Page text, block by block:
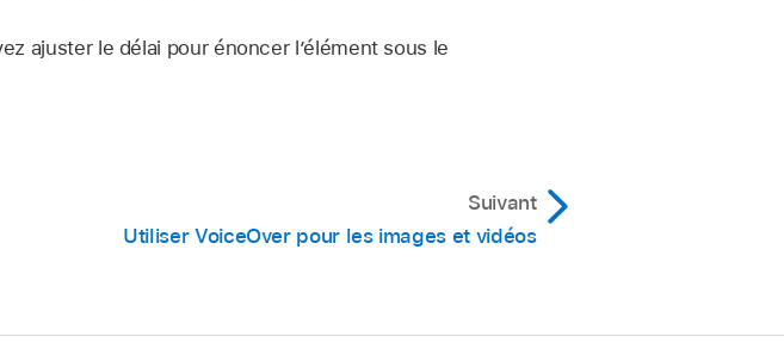
ajuster le délai pour énoncer l’élément sous le
Suivant
Utiliser VoiceOver pour les images et vidéos